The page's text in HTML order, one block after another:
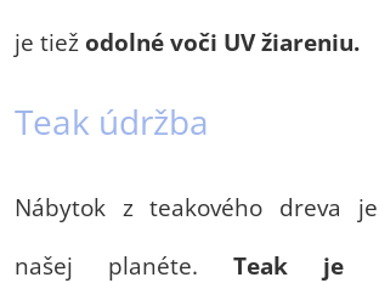
je tiež odolné voči UV žiareniu.
Teak údržba
Nábytok z teakového dreva
našej planéte. Teak je